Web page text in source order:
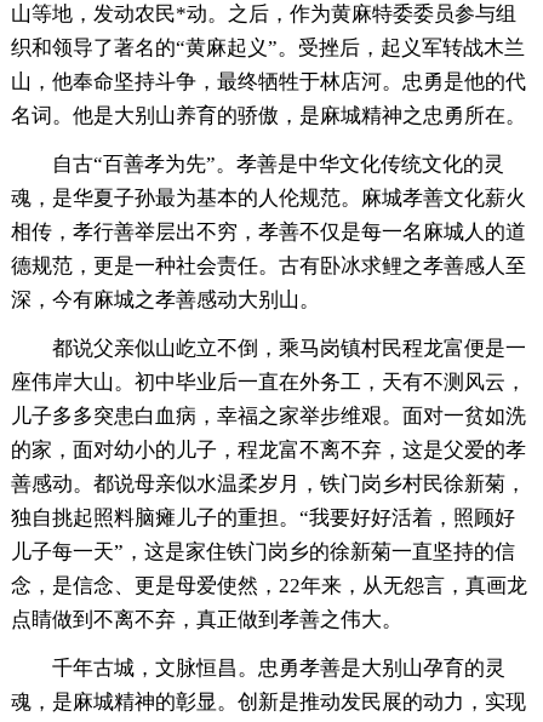
山等地，发动农民*动。之后，作为黄麻特委委员参与组
织和领导了著名的“黄麻起义”。受挫后，起义军转战木兰
山，他奉命坚持斗争，最终牺牲于林店河。忠勇是他的代
名词。他是大别山养育的骄傲，是麻城精神之忠勇所在。
自古“百善孝为先”。孝善是中华文化传统文化的灵
魂，是华夏子孙最为基本的人伦规范。麻城孝善文化薪火
相传，孝行善举层出不穷，孝善不仅是每一名麻城人的道
德规范，更是一种社会责任。古有卧冰求鲤之孝善感人至
深，今有麻城之孝善感动大别山。
都说父亲似山屹立不倒，乘马岗镇村民程龙富便是一
座伟岸大山。初中毕业后一直在外务工，天有不测风云，
儿子多多突患白血病，幸福之家举步维艰。面对一贫如洗
的家，面对幼小的儿子，程龙富不离不弃，这是父爱的孝
善感动。都说母亲似水温柔岁月，铁门岗乡村民徐新菊，
独自挑起照料脑瘫儿子的重担。“我要好好活着，照顾好
儿子每一天”，这是家住铁门岗乡的徐新菊一直坚持的信
念，是信念、更是母爱使然，22年来，从无怨言，真画龙
点睛做到不离不弃，真正做到孝善之伟大。
千年古城，文脉恒昌。忠勇孝善是大别山孕育的灵
魂，是麻城精神的彰显。创新是推动发民展的动力，实现